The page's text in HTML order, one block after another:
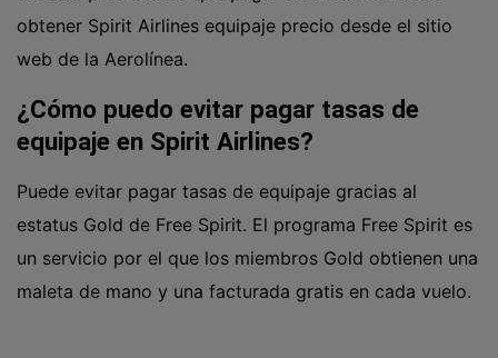
obtener Spirit Airlines equipaje precio desde el sitio
web de la Aerolínea.
¿Cómo puedo evitar pagar tasas de
equipaje en Spirit Airlines?
Puede evitar pagar tasas de equipaje gracias al
estatus Gold de Free Spirit. El programa Free Spirit es
un servicio por el que los miembros Gold obtienen una
maleta de mano y una facturada gratis en cada vuelo.